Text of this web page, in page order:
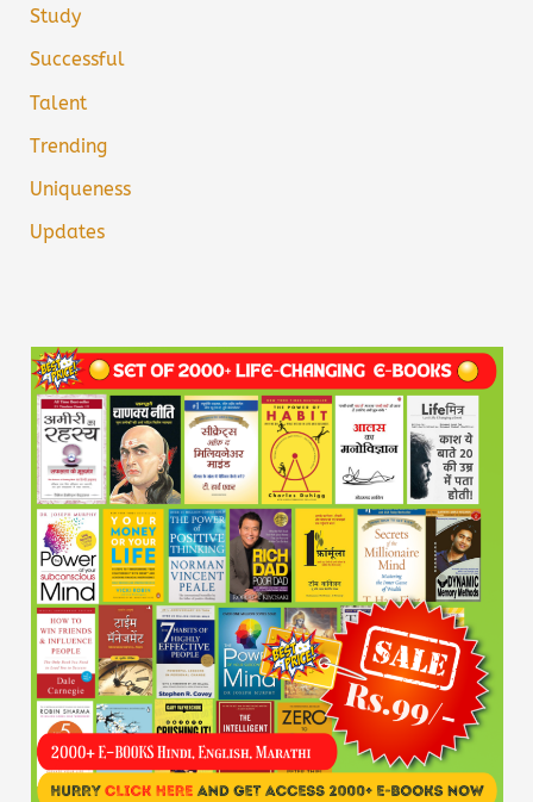
Study
Successful
Talent
Trending
Uniqueness
Updates